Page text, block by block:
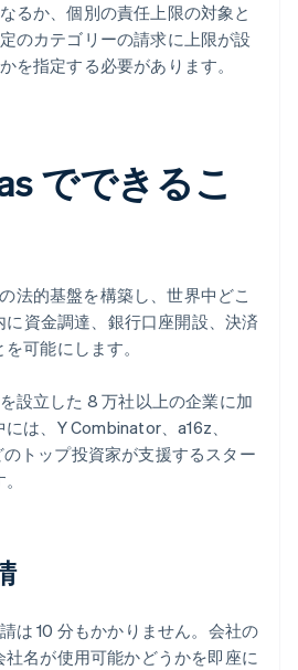
るか、個別の責任上限の対象と
のカテゴリーの請求に上限が設
を指定する必要があります。
でできるこ
法的基盤を構築し、世界中どこ
資金調達、銀行口座開設、決済
可能にします。
設立した 8 万社以上の企業に加
は、Y Combinator、a16z、
トップ投資家が支援するスター
は 10 分もかかりません。会社の
名が使用可能かどうかを即座に